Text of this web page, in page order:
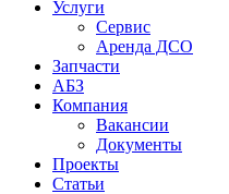
Услуги
Сервис
Аренда ДСО
Запчасти
АБЗ
Компания
Вакансии
Документы
Проекты
Статьи